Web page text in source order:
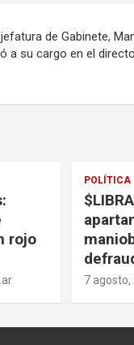
de Gabinete,
a su cargo en el
rojo
POLÍTICA
7 agosto,